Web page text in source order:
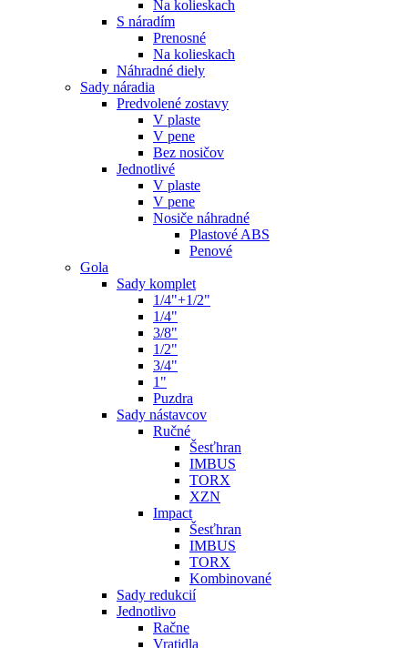
Na kolieskach
S náradím
Prenosné
Na kolieskach
Náhradné diely
Sady náradia
Predvolené zostavy
V plaste
V pene
Bez nosičov
Jednotlivé
V plaste
V pene
Nosiče náhradné
Plastové ABS
Penové
Gola
Sady komplet
1/4"+1/2"
1/4"
3/8"
1/2"
3/4"
1"
Puzdra
Sady nástavcov
Ručné
Šesťhran
IMBUS
TORX
XZN
Impact
Šesťhran
IMBUS
TORX
Kombinované
Sady redukcií
Jednotlivo
Račne
Vratidla